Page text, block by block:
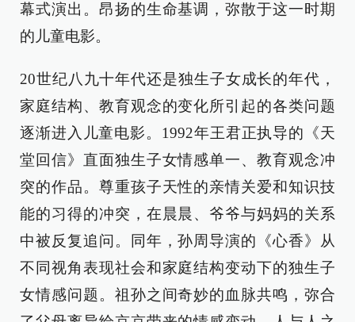
幕式演出。昂扬的生命基调，弥散于这一时期
的儿童电影。
20世纪八九十年代还是独生子女成长的年代，
家庭结构、教育观念的变化所引起的各类问题
逐渐进入儿童电影。1992年王君正执导的《天
堂回信》直面独生子女情感单一、教育观念冲
突的作品。尊重孩子天性的亲情关爱和知识技
能的习得的冲突，在晨晨、爷爷与妈妈的关系
中被反复追问。同年，孙周导演的《心香》从
不同视角表现社会和家庭结构变动下的独生子
女情感问题。祖孙之间奇妙的血脉共鸣，弥合